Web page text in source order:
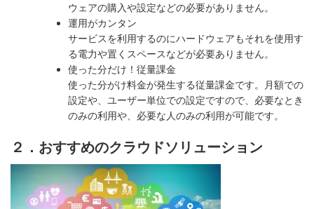
ウェアの購入や設定などの必要がありません。
運用がカンタン
サービスを利用するのにハードウェアもそれを使用す
る電力や置くスペースなどが必要ありません。
使った分だけ！従量課金
使った分がけ料金が発生する従量課金です。月額での
設定や、ユーザー単位での設定ですので、必要なとき
のみの利用や、必要な人のみの利用が可能です。
２．おすすめのクラウドソリューション